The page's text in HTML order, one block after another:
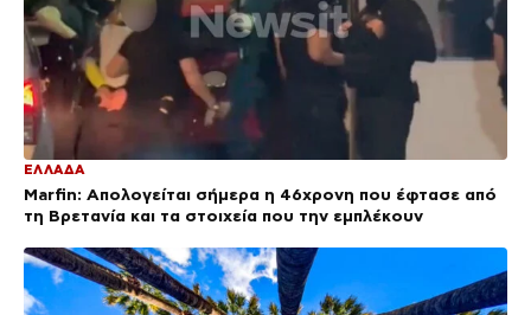
ΕΛΛΑΔΑ
Marfin: Απολογείται σήμερα η 46χρονη που έφτασε από
τη Βρετανία και τα στοιχεία που την εμπλέκουν